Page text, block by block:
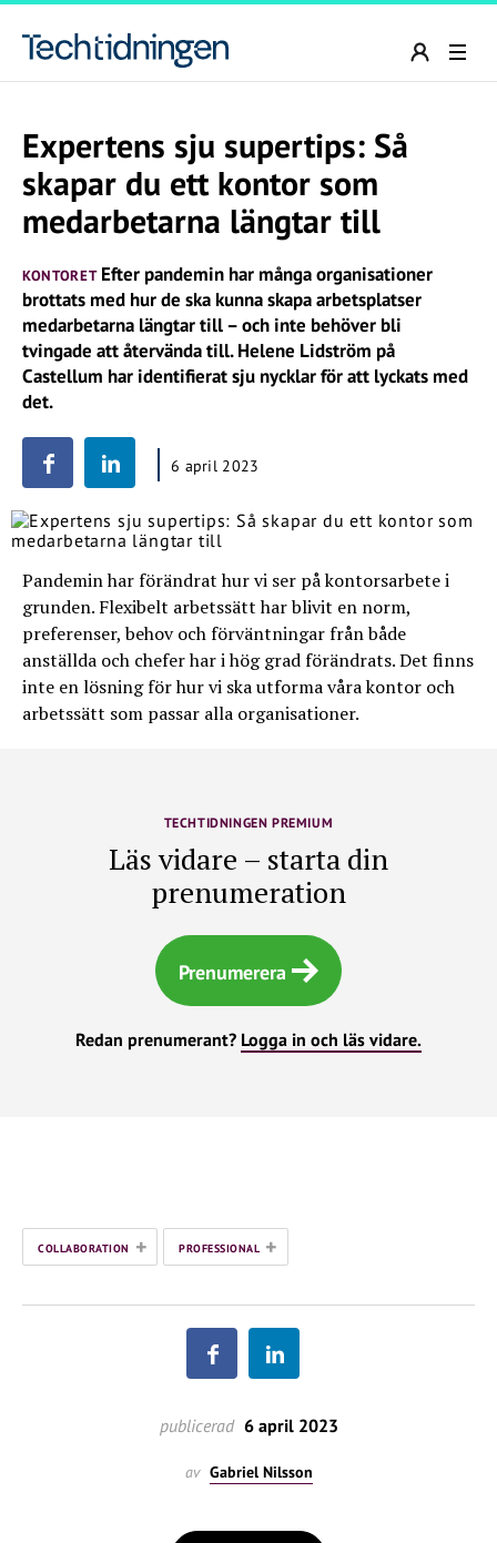
Expertens sju supertips: Så
skapar du ett kontor som
medarbetarna längtar till
KONTORETEfter pandemin har många organisationer
brottats med hur de ska kunna skapa arbetsplatser
medarbetarna längtar till – och inte behöver bli
tvingade att återvända till. Helene Lidström på
Castellum har identifierat sju nycklar för att lyckats med
det.
6 april 2023
Pandemin har förändrat hur vi ser på kontorsarbete i
grunden. Flexibelt arbetssätt har blivit en norm,
preferenser, behov och förväntningar från både
anställda och chefer har i hög grad förändrats. Det finns
inte en lösning för hur vi ska utforma våra kontor och
arbetssätt som passar alla organisationer.
TECHTIDNINGEN PREMIUM
Läs vidare – starta din
prenumeration
Prenumerera
Redan prenumerant? Logga in och läs vidare.
COLLABORATION + PROFESSIONAL +
publicerad 6 april 2023
av Gabriel Nilsson